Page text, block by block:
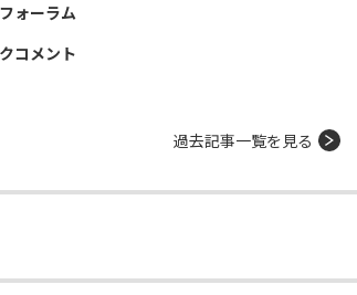
ォーラム
コメント
過去記事一覧を見る